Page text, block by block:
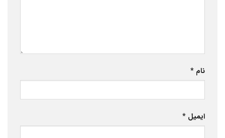
نام *
ایمیل *